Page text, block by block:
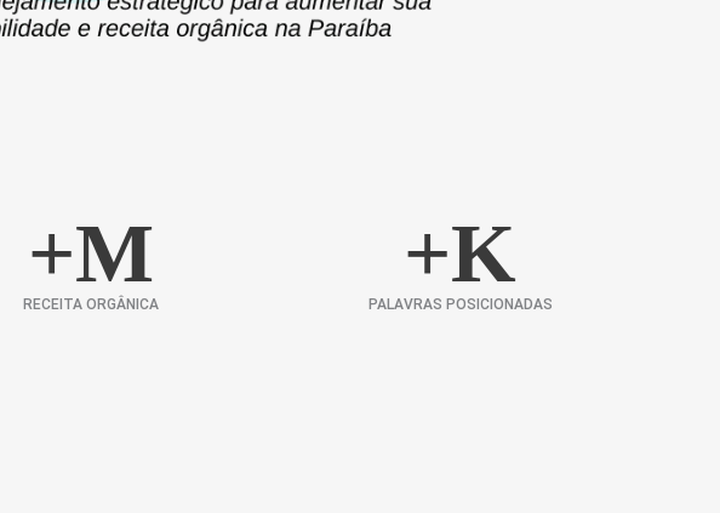
+M
RECEITA ORGÂNICA
+K
PALAVRAS POSICIONADAS